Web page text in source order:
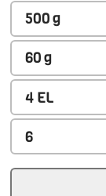
500g
60g
4EL
6